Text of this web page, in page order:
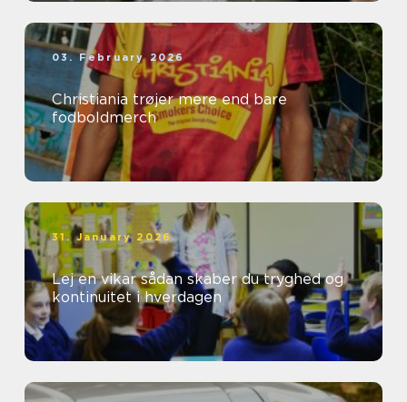
03. February 2026
Christiania trøjer mere end bare
fodboldmerch
31. January 2026
Lej en vikar sådan skaber du tryghed og
kontinuitet i hverdagen